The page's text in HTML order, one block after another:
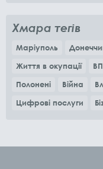
Хмара тегів
Маріуполь
Життя в окупації
Полонені
Війна
Цифрові послуги